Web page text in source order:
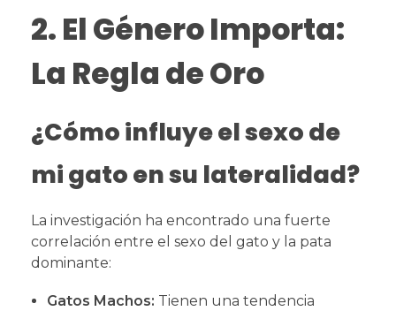
2. El Género Importa:
La Regla de Oro
¿Cómo influye el sexo de
mi gato en su lateralidad?
La investigación ha encontrado una fuerte
correlación entre el sexo del gato y la pata
dominante:
Gatos Machos: Tienen una tendencia